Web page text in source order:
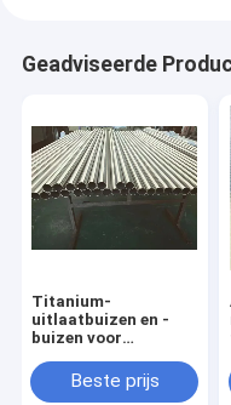
Geadviseerde
Titanium-
uitlaatbuizen en -
buizen voor
Beste prijs